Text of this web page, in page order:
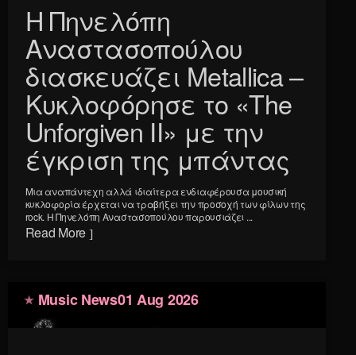
Η Πηνελόπη
Αναστασοπούλου
διασκευάζει Metallica –
Κυκλοφόρησε το «The
Unforgiven II» με την
έγκριση της μπάντας
Μια αναπάντεχη αλλά ιδιαίτερα ενδιαφέρουσα μουσική
κυκλοφορία έρχεται να τραβήξει την προσοχή των φίλων της
rock. Η Πηνελόπη Αναστασοπούλου παρουσιάζει ...
Read More
Music News01 Aug 2026